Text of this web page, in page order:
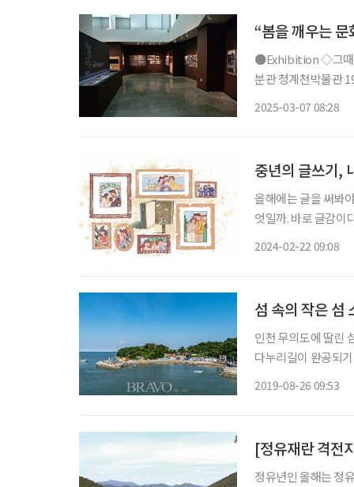
“봄을 깨우는
●Exhibition ◇그때, 이곳의 기록-청계천 판자촌 일정 3월 30일까지 장소 서울역사박물관
분관 청계천박물관
2025-03-07 08:28
중년의 글쓰기,
올해에는 글을 써봐
엇일까. 바로 글감이
2024-02-22 09:08
섬 속의 작은 섬
인천 무의도에 딸린
다누리길이 완공되
2019-08-26 09:53
[정유재란 격전
정유년인 올해는 정